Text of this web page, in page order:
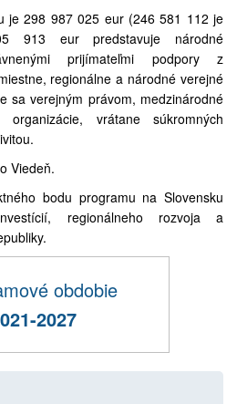
je 298 987 025 eur (246 581 112 je
913 eur predstavuje národné
prijímateľmi podpory z
regionálne a národné verejné
sa verejným právom, medzinárodné
vrátane súkromných
Viedeň.
bodu programu na Slovensku
regionálneho rozvoja a
obdobie
2027